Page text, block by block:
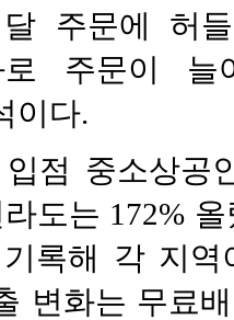
달 주문에 허
로 주문이
이다.
점 중소상공
도는 172%
록해 각 지
변화는 무료